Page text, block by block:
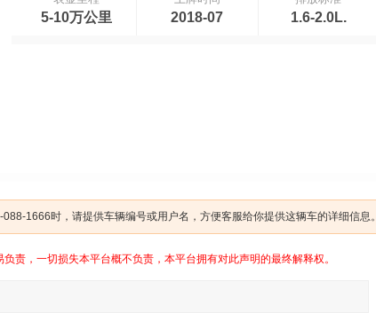
5-10万公里 2018-07 1.6-2.0L.
1666时，请提供车辆编号或用户名，方便客服给你提供这辆车的详细信息。
责，一切损失本平台概不负责，本平台拥有对此声明的最终解释权。